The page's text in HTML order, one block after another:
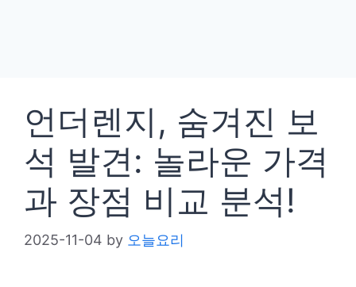
언더렌지, 숨겨진 보
석 발견: 놀라운 가격
과 장점 비교 분석!
2025-11-04 by 오늘요리